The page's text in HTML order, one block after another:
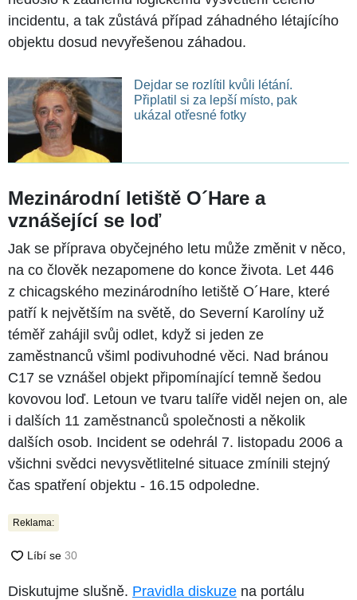
incidentu, a tak zůstává případ záhadného létajícího
objektu dosud nevyřešenou záhadou.
Dejdar se rozlítil kvůli létání.
Připlatil si za lepší místo, pak
ukázal otřesné fotky
Mezinárodní letiště O´Hare a
vznášející se loď
Jak se příprava obyčejného letu může změnit v něco,
na co člověk nezapomene do konce života. Let 446
z chicagského mezinárodního letiště O´Hare, které
patří k největším na světě, do Severní Karolíny už
téměř zahájil svůj odlet, když si jeden ze
zaměstnanců všiml podivuhodné věci. Nad bránou
C17 se vznášel objekt připomínající temně šedou
kovovou loď. Letoun ve tvaru talíře viděl nejen on, ale
i dalších 11 zaměstnanců společnosti a několik
dalších osob. Incident se odehrál 7. listopadu 2006 a
všichni svědci nevysvětlitelné situace zmínili stejný
čas spatření objektu - 16.15 odpoledne.
Reklama:
Diskutujme slušně. Pravidla diskuze na portálu